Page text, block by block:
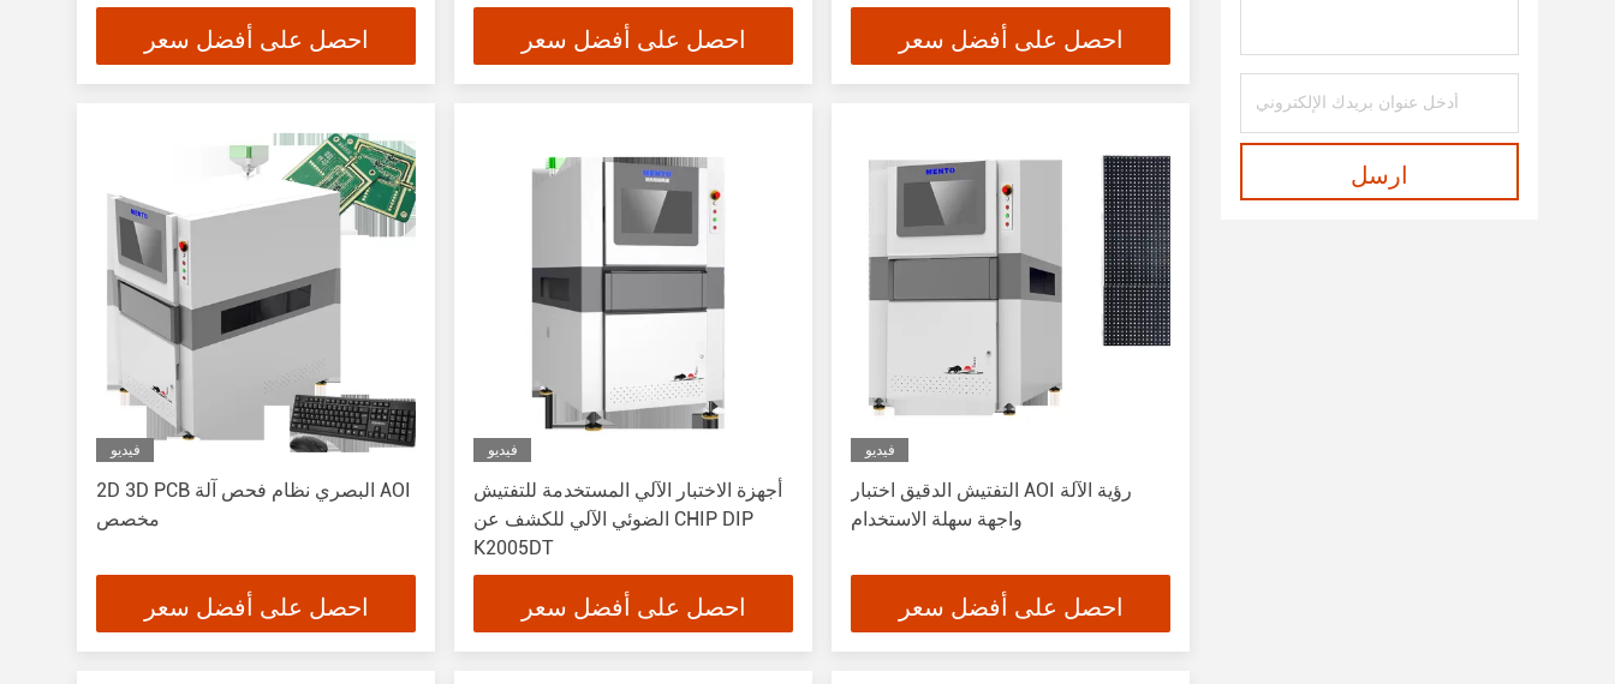
احصل على أفضل سعر احصل على أفضل سعر احصل على أفضل سعر
فيديو
2D 3D PCB البصري نظام فحص آلة AOI
مخصص
احصل على أفضل سعر
فيديو
أجهزة الاختبار الآلي المستخدمة للتفتيش
الضوئي الآلي للكشف عن CHIP DIP
K2005DT
احصل على أفضل سعر
فيديو
التفتيش الدقيق اختبار AOI رؤية الآلة
واجهة سهلة الاستخدام
احصل على أفضل سعر
ارسل